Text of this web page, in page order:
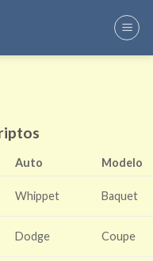
Auto Modelo
Whippet Baquet
Dodge Coupe